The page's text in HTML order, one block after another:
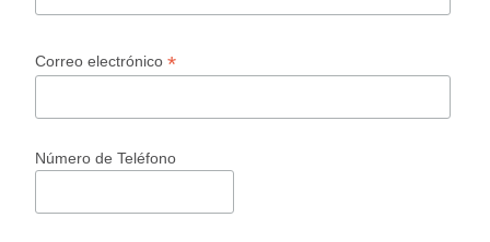
Correo electrónico*
Número de Teléfono